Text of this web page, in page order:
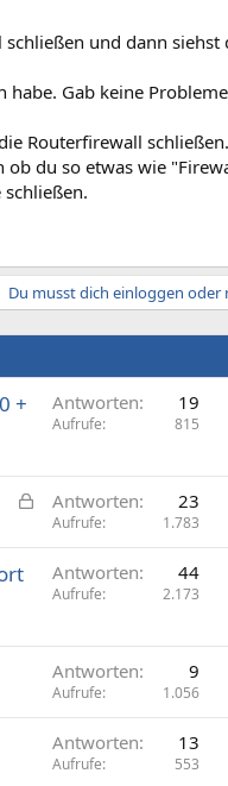
und dann siehst
Gab keine
Routerfirewall schließen.
ob du so etwas wie
Du musst dich einloggen
+
Antworten 19
Aufrufe 815
G
s
r
Antworten 23
Aufrufe 1.783
Antworten 44
Aufrufe 2.173
Antworten 9
Aufrufe 1.056
Antworten 13
Aufrufe 553